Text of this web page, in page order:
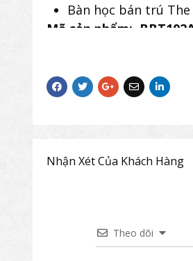
Bàn học bán trú
Mã sản phẩm:
Nhận Xét Của Khách Hàng
Theo dõi